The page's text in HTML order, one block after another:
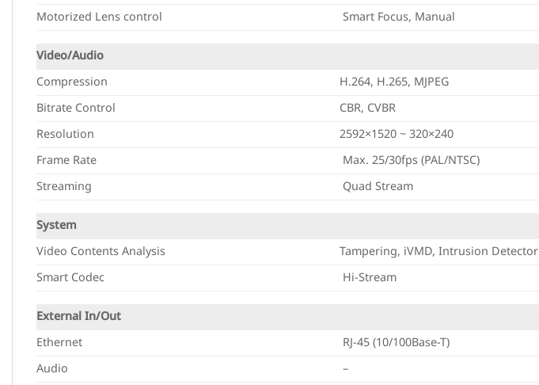
Motorized Lens control
Smart Focus, Manual
Video/Audio
Compression
H.264, H.265, MJPEG
Bitrate Control
CBR, CVBR
Resolution
2592×1520 ~ 320×240
Frame Rate
Max. 25/30fps (PAL/NTSC)
Streaming
Quad Stream
System
Video Contents Analysis
Tampering, iVMD, Intrusion Detector
Smart Codec
Hi-Stream
External In/Out
Ethernet
RJ-45 (10/100Base-T)
Audio
–